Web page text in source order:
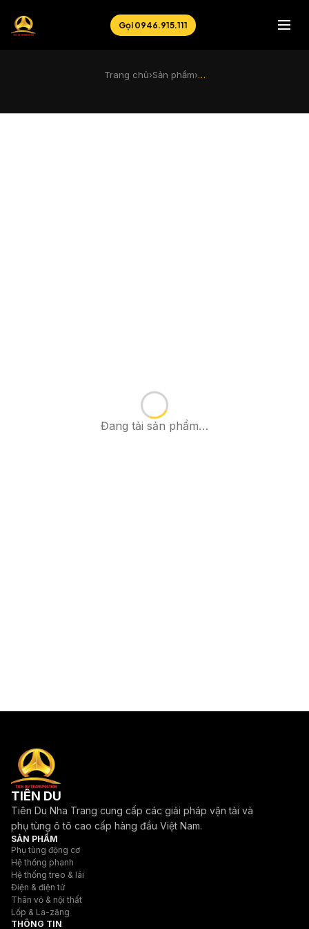
Gọi 0946.915.111
Trang chủ›Sản phẩm›…
Đang tải sản phẩm…
TIÊN DU
Tiên Du Nha Trang cung cấp các giải pháp vận tải và
phụ tùng ô tô cao cấp hàng đầu Việt Nam.
SẢN PHẨM
Phụ tùng động cơ
Hệ thống phanh
Hệ thống treo & lái
Điện & điện tử
Thân vỏ & nội thất
Lốp & La-zăng
THÔNG TIN